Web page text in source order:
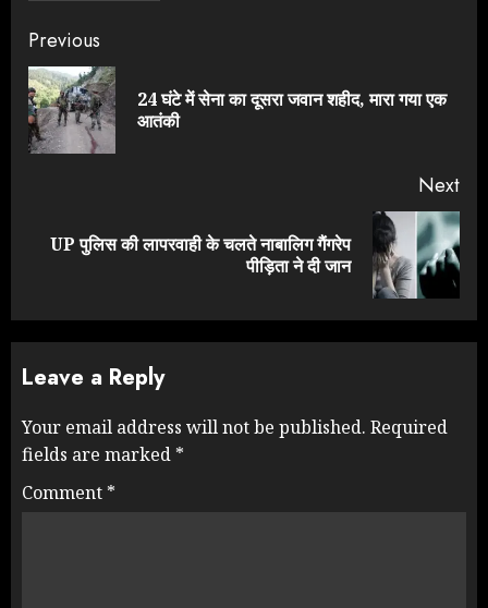
Continue
Reading
Previous
24 घंटे में सेना का दूसरा जवान शहीद, मारा गया एक
आतंकी
Next
Next
UP पुलिस की लापरवाही के चलते नाबालिग गैंगरेप
पीड़िता ने दी जान
Leave a Reply
Your email address will not be published. Required
fields are marked *
Comment *